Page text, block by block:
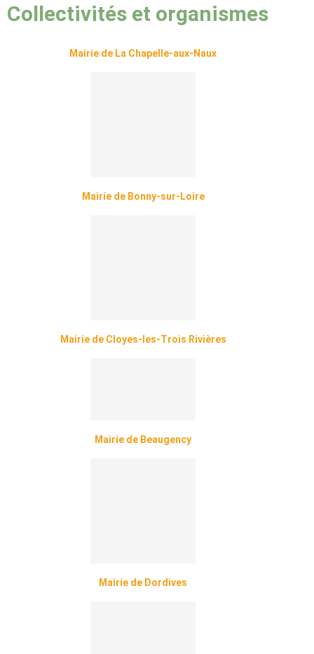
Collectivités et organismes
Mairie de La Chapelle-aux-Naux
Mairie de Bonny-sur-Loire
Mairie de Cloyes-les-Trois Rivières
Mairie de Beaugency
Mairie de Dordives